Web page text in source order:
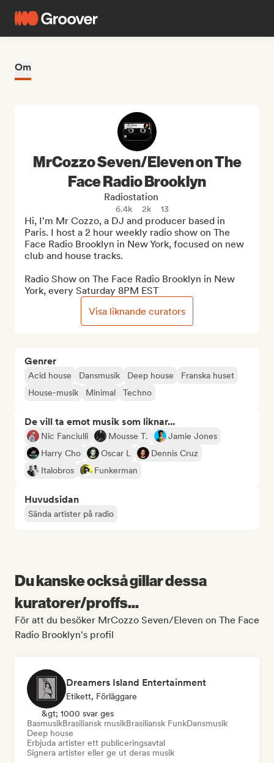
Om
Genrer
Acid house Dansmusik Deep house
Franska huset
House-musik
Minimal Techno
De vill ta emot musik som liknar...
Nic Fanciulli Mousse T.
Jamie Jones
Harry Cho
Oscar L
Dennis Cruz
Italobros
Funkerman
Huvudsidan
Sända artister på radio
MrCozzo Seven/Eleven on The
Face Radio Brooklyn
Radiostation
6.4k 2k 13
Hi, I'm Mr Cozzo, a DJ and producer based in
Paris. I host a 2 hour weekly radio show on The
Face Radio Brooklyn in New York, focused on new
club and house tracks.
Radio Show on The Face Radio Brooklyn in New
York, every Saturday 8PM EST
Visa liknande curators
Du kanske också gillar dessa
kuratorer/proffs...
För att du besöker MrCozzo Seven/Eleven on The Face
Radio Brooklyn's profil
Dreamers Island Entertainment
Etikett, Förläggare
&gt; 1000 svar ges
BasmusikBrasiliansk musikBrasiliansk FunkDansmusik
Deep house
Erbjuda artister ett publiceringsavtal
Signera artister eller ge ut deras musik